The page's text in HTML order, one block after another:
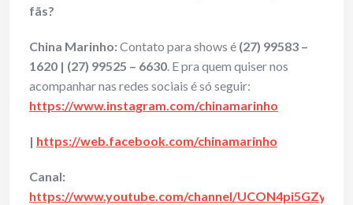
fãs?
China Marinho:Contato para shows é (27) 99583 –
1620 | (27) 99525 – 6630. E pra quem quiser nos
acompanhar nas redes sociais é só seguir:
https://www.instagram.com/chinamarinho
| https://web.facebook.com/chinamarinho
Canal:
https://www.youtube.com/channel/